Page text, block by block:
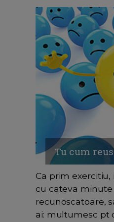
Tu cum
Ca prim
cu cateva minute
recunoscatoare,
ai: multumesc pt